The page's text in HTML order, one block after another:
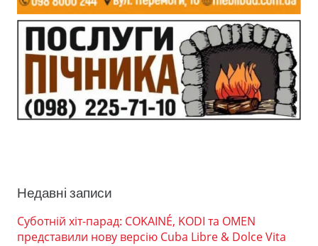
Недавні записи
Суботній хіт-парад: COKAINÉ, KODI та OMEN
представили нову версію Cuba Libre & Dolce Vita